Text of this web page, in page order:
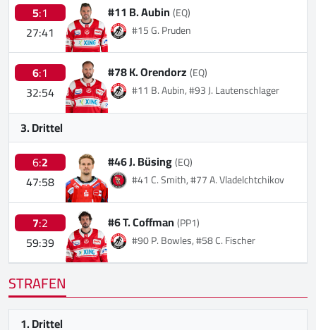
5:1
27:41
#11 B. Aubin(EQ)
#15 G. Pruden
6:1
32:54
#78 K. Orendorz(EQ)
#11 B. Aubin, #93 J. Lautenschlager
3. Drittel
6:2
47:58
#46 J. Büsing(EQ)
#41 C. Smith, #77 A. Vladelchtchikov
7:2
59:39
#6 T. Coffman(PP1)
#90 P. Bowles, #58 C. Fischer
STRAFEN
1. Drittel